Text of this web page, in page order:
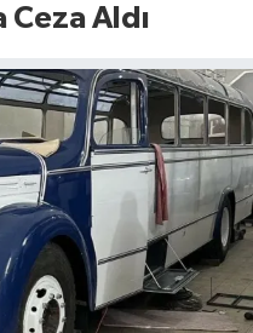
Ceza Aldı